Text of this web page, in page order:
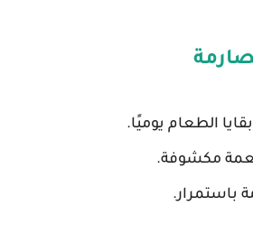
الطعام يوميًا.
مكشوفة.
باستمرار.